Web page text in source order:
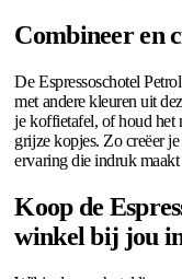
Combineer en
De Espressoschotel
met andere kleuren uit
je koffietafel, of houd het
grijze kopjes. Zo creëer
ervaring die indruk maakt
Koop de
winkel bij jou